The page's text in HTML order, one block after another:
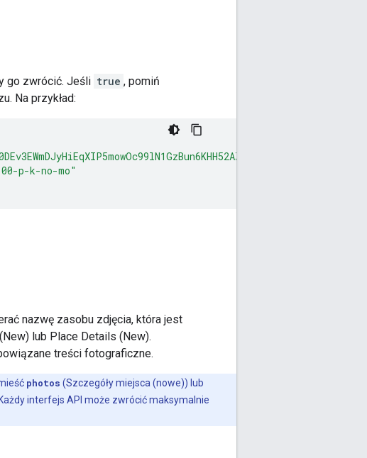
go zwrócić. Jeśli true , pomiń
Na przykład:
media"
p-k-no-mo"
nazwę zasobu zdjęcia, która jest
lub Place Details (New).
treści fotograficzne.
photos (Szczegóły miejsca (nowe)) lub
interfejs API może zwrócić maksymalnie